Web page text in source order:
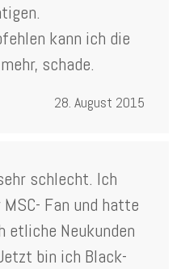
kann ich die
schade.
28. August 2015
schlecht. Ich
Fan und hatte
etliche Neukunden
bin ich Black-